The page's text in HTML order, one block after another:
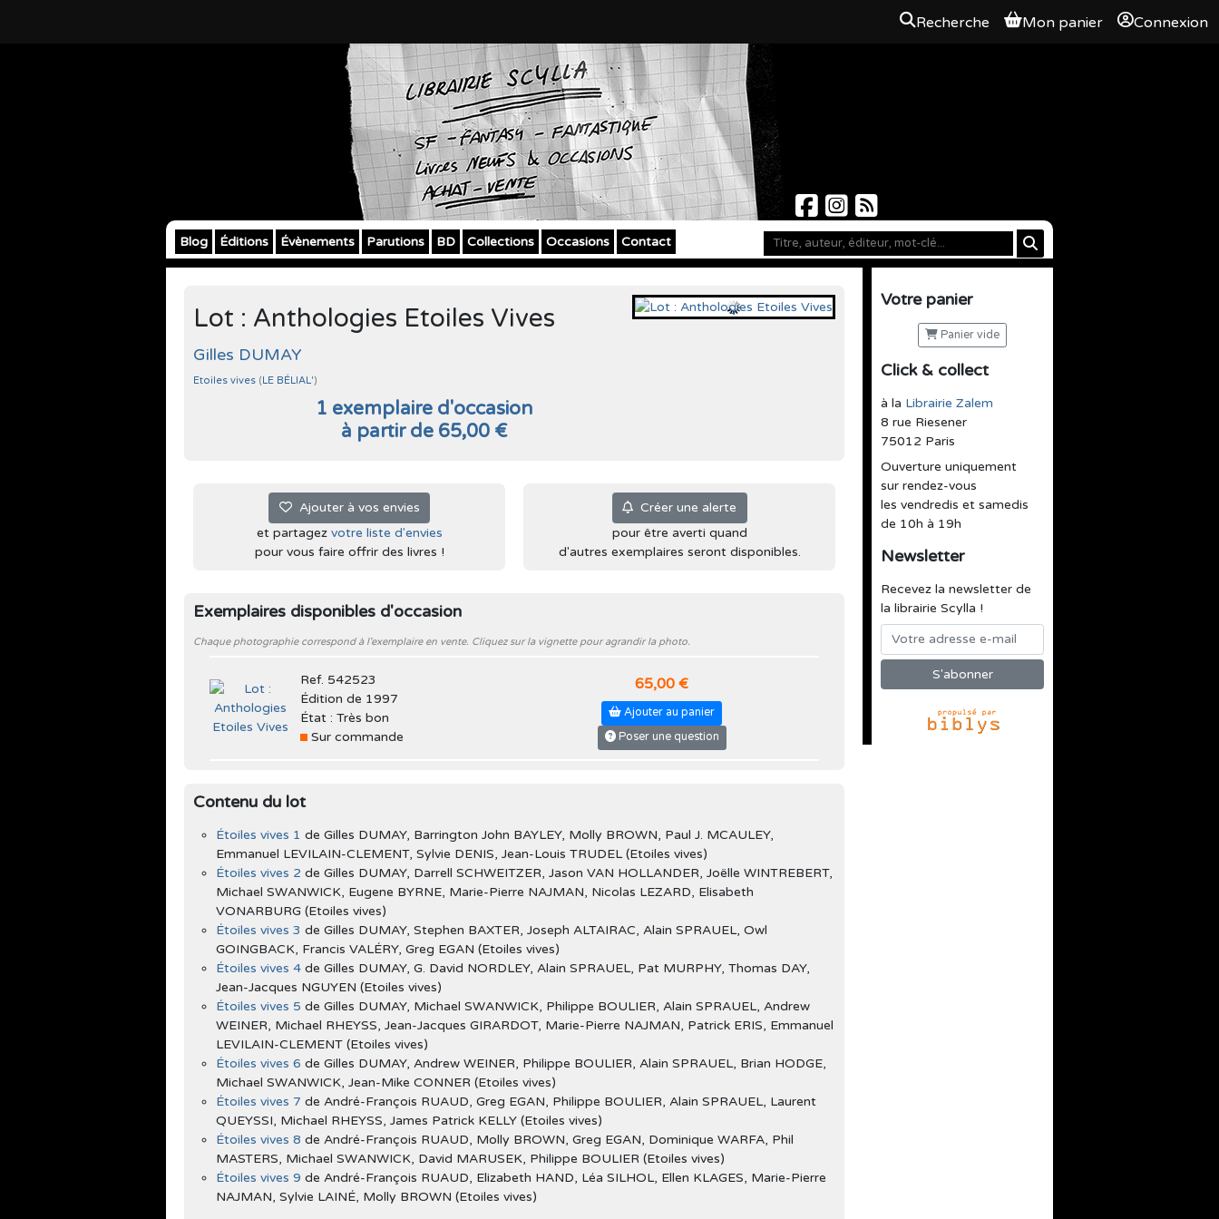
Recherche Mon panier Connexion
Blog Éditions Évènements Parutions BD Collections Occasions Contact
Votre panier
Panier vide
Click & collect
à la Librairie Zalem
8 rue Riesener
75012 Paris
Ouverture uniquement
sur rendez-vous
les vendredis et samedis
de 10h à 19h
Newsletter
Recevez la newsletter de
la librairie Scylla !
Lot : Anthologies Etoiles Vives
Gilles DUMAY
Etoiles vives (LE BÉLIAL')
1 exemplaire d'occasion
à partir de 65,00 €
Ajouter à vos envies
et partagez votre liste d'envies
pour vous faire offrir des livres !
Créer une alerte
pour être averti quand
d'autres exemplaires seront disponibles.
Exemplaires disponibles d'occasion
Chaque photographie correspond à l'exemplaire en vente. Cliquez sur la vignette pour agrandir la photo.
Ref. 542523
Édition de 1997
État : Très bon
Sur commande
65,00 €
Ajouter au panier
Poser une question
Contenu du lot
Étoiles vives 1 de Gilles DUMAY, Barrington John BAYLEY, Molly BROWN, Paul J. MCAULEY,
Emmanuel LEVILAIN-CLEMENT, Sylvie DENIS, Jean-Louis TRUDEL (Etoiles vives)
Étoiles vives 2 de Gilles DUMAY, Darrell SCHWEITZER, Jason VAN HOLLANDER, Joëlle WINTREBERT,
Michael SWANWICK, Eugene BYRNE, Marie-Pierre NAJMAN, Nicolas LEZARD, Elisabeth
VONARBURG (Etoiles vives)
Étoiles vives 3 de Gilles DUMAY, Stephen BAXTER, Joseph ALTAIRAC, Alain SPRAUEL, Owl
GOINGBACK, Francis VALÉRY, Greg EGAN (Etoiles vives)
Étoiles vives 4 de Gilles DUMAY, G. David NORDLEY, Alain SPRAUEL, Pat MURPHY, Thomas DAY,
Jean-Jacques NGUYEN (Etoiles vives)
Étoiles vives 5 de Gilles DUMAY, Michael SWANWICK, Philippe BOULIER, Alain SPRAUEL, Andrew
WEINER, Michael RHEYSS, Jean-Jacques GIRARDOT, Marie-Pierre NAJMAN, Patrick ERIS, Emmanuel
LEVILAIN-CLEMENT (Etoiles vives)
Étoiles vives 6 de Gilles DUMAY, Andrew WEINER, Philippe BOULIER, Alain SPRAUEL, Brian HODGE,
Michael SWANWICK, Jean-Mike CONNER (Etoiles vives)
Étoiles vives 7 de André-François RUAUD, Greg EGAN, Philippe BOULIER, Alain SPRAUEL, Laurent
QUEYSSI, Michael RHEYSS, James Patrick KELLY (Etoiles vives)
Étoiles vives 8 de André-François RUAUD, Molly BROWN, Greg EGAN, Dominique WARFA, Phil
MASTERS, Michael SWANWICK, David MARUSEK, Philippe BOULIER (Etoiles vives)
Étoiles vives 9 de André-François RUAUD, Elizabeth HAND, Léa SILHOL, Ellen KLAGES, Marie-Pierre
NAJMAN, Sylvie LAINÉ, Molly BROWN (Etoiles vives)